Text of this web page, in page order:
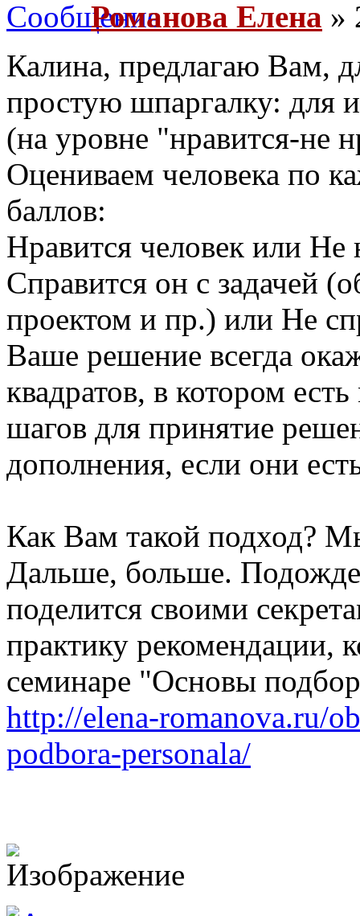
Романова Елена »
Калина, предлагаю Вам,
простую шпаргалку: для
(на уровне "нравится-не
Оцениваем человека по
баллов:
Нравится человек или Не
Справится он с задачей
проектом и пр.) или Не
Ваше решение всегда
квадратов, в котором
шагов для принятие
дополнения, если они
Как Вам такой подход?
Дальше, больше.
поделится своими
практику рекомендации,
семинаре "Основы
http://elena-romanova.ru/
podbora-personala/